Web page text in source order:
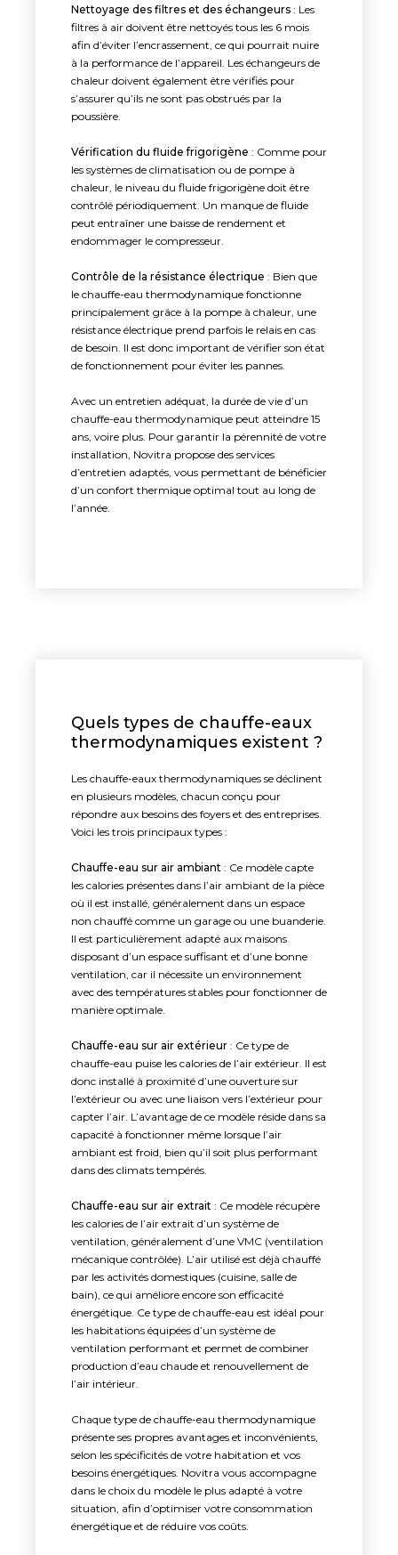
Nettoyage des filtres et des échangeurs : Les
filtres à air doivent être nettoyés tous les 6 mois
afin d’éviter l’encrassement, ce qui pourrait nuire
à la performance de l’appareil. Les échangeurs de
chaleur doivent également être vérifiés pour
s’assurer qu’ils ne sont pas obstrués par la
poussière.
Vérification du fluide frigorigène : Comme pour
les systèmes de climatisation ou de pompe à
chaleur, le niveau du fluide frigorigène doit être
contrôlé périodiquement. Un manque de fluide
peut entraîner une baisse de rendement et
endommager le compresseur.
Contrôle de la résistance électrique : Bien que
le chauffe-eau thermodynamique fonctionne
principalement grâce à la pompe à chaleur, une
résistance électrique prend parfois le relais en cas
de besoin. Il est donc important de vérifier son état
de fonctionnement pour éviter les pannes.
Avec un entretien adéquat, la durée de vie d’un
chauffe-eau thermodynamique peut atteindre 15
ans, voire plus. Pour garantir la pérennité de votre
installation, Novitra propose des services
d’entretien adaptés, vous permettant de bénéficier
d’un confort thermique optimal tout au long de
l’année.
Quels types de chauffe-eaux
thermodynamiques existent ?
Les chauffe-eaux thermodynamiques se déclinent
en plusieurs modèles, chacun conçu pour
répondre aux besoins des foyers et des entreprises.
Voici les trois principaux types :
Chauffe-eau sur air ambiant : Ce modèle capte
les calories présentes dans l’air ambiant de la pièce
où il est installé, généralement dans un espace
non chauffé comme un garage ou une buanderie.
Il est particulièrement adapté aux maisons
disposant d’un espace suffisant et d’une bonne
ventilation, car il nécessite un environnement
avec des températures stables pour fonctionner de
manière optimale.
Chauffe-eau sur air extérieur : Ce type de
chauffe-eau puise les calories de l’air extérieur. Il est
donc installé à proximité d’une ouverture sur
l’extérieur ou avec une liaison vers l’extérieur pour
capter l’air. L’avantage de ce modèle réside dans sa
capacité à fonctionner même lorsque l’air
ambiant est froid, bien qu’il soit plus performant
dans des climats tempérés.
Chauffe-eau sur air extrait : Ce modèle récupère
les calories de l’air extrait d’un système de
ventilation, généralement d’une VMC (ventilation
mécanique contrôlée). L’air utilisé est déjà chauffé
par les activités domestiques (cuisine, salle de
bain), ce qui améliore encore son efficacité
énergétique. Ce type de chauffe-eau est idéal pour
les habitations équipées d’un système de
ventilation performant et permet de combiner
production d’eau chaude et renouvellement de
l’air intérieur.
Chaque type de chauffe-eau thermodynamique
présente ses propres avantages et inconvénients,
selon les spécificités de votre habitation et vos
besoins énergétiques. Novitra vous accompagne
dans le choix du modèle le plus adapté à votre
situation, afin d’optimiser votre consommation
énergétique et de réduire vos coûts.